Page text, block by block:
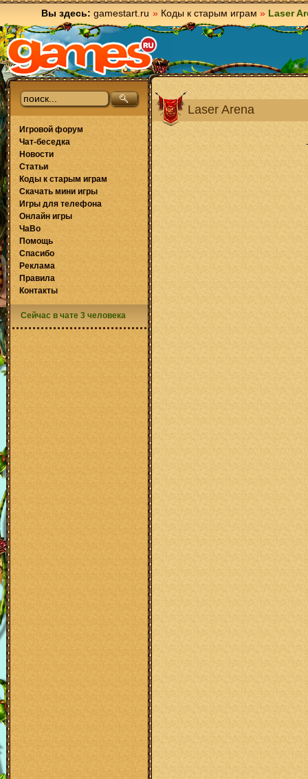
Вы здесь: gamestart.ru » Коды к старым играм » Laser
Laser Arena
Игровой форум
Чат-беседка
Новости
Статьи
Коды к старым играм
Скачать мини игры
Игры для телефона
Онлайн игры
ЧаВо
Помощь
Спасибо
Реклама
Правила
Контакты
Сейчас в чате 3 человека